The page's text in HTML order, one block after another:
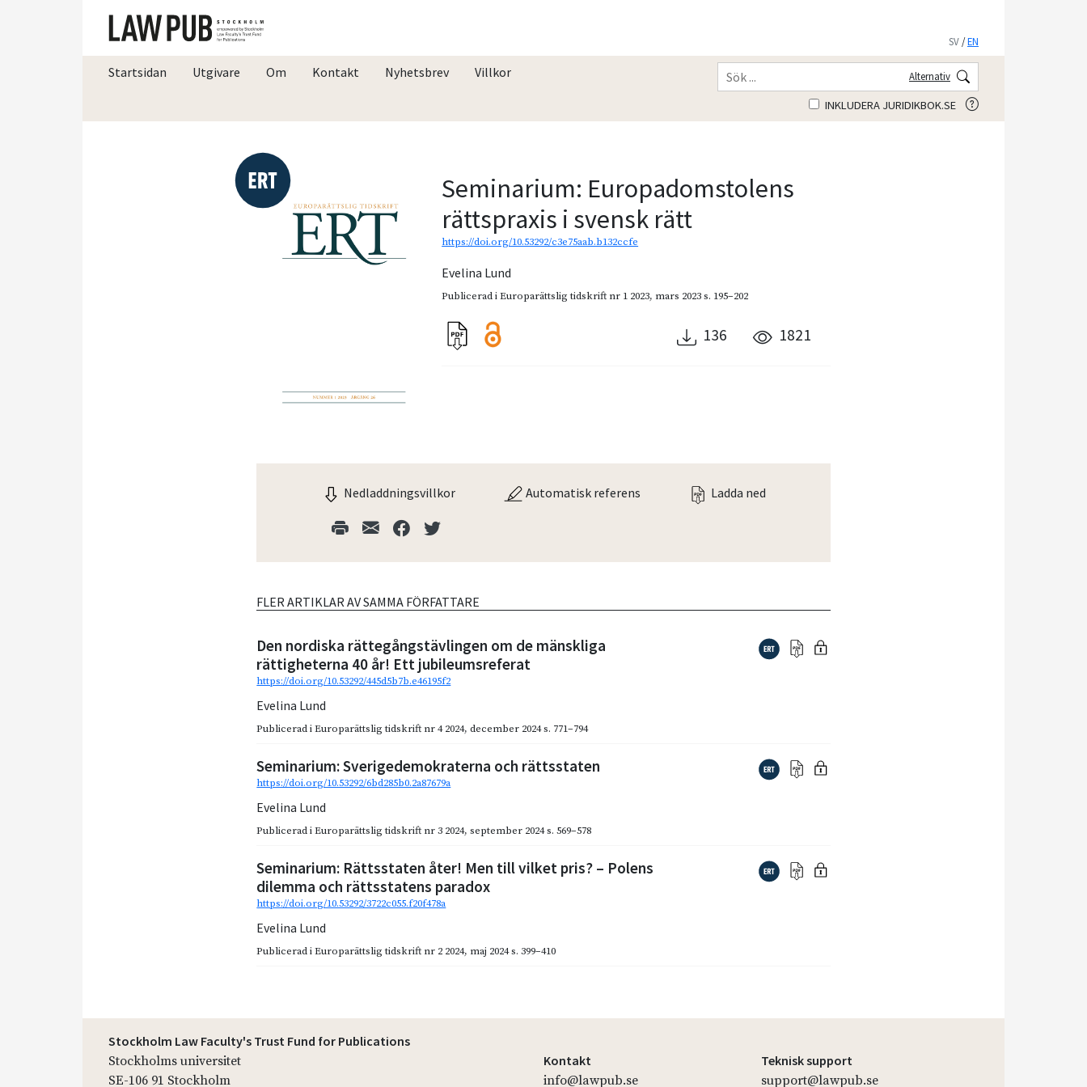
SV /EN
Startsidan Utgivare Om Kontakt Nyhetsbrev Villkor Alternativ
INKLUDERA JURIDIKBOK.SE
Seminarium: Europadomstolens
rättspraxis i svensk rätt
https://doi.org/10.53292/c3e75aab.b132ccfe
Evelina Lund
Publicerad iEuroparättslig tidskrift nr 1 2023, mars 2023s. 195–202
136 1821
Nedladdningsvillkor Automatisk referens Ladda ned
FLER ARTIKLAR AV SAMMA FÖRFATTARE
Den nordiska rättegångstävlingen om de mänskliga
rättigheterna 40 år! Ett jubileumsreferat
https://doi.org/10.53292/445d5b7b.e46195f2
Evelina Lund
Publicerad iEuroparättslig tidskrift nr 4 2024,december 2024s. 771–794
Seminarium: Sverigedemokraterna och rättsstaten
https://doi.org/10.53292/6bd285b0.2a87679a
Evelina Lund
Publicerad iEuroparättslig tidskrift nr 3 2024,september 2024s. 569–578
Seminarium: Rättsstaten åter! Men till vilket pris? – Polens
dilemma och rättsstatens paradox
https://doi.org/10.53292/3722c055.f20f478a
Evelina Lund
Publicerad iEuroparättslig tidskrift nr 2 2024, maj 2024s. 399–410
Stockholm Law Faculty's Trust Fund for Publications
Stockholms universitet
SE-106 91 Stockholm
Kontakt
info@lawpub.se
Teknisk support
support@lawpub.se